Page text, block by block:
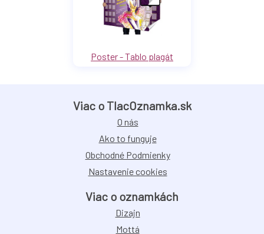
Poster - Tablo plagát
Viac o TlacOznamka.sk
O nás
Ako to funguje
Obchodné Podmienky
Nastavenie cookies
Viac o oznamkách
Dizajn
Mottá